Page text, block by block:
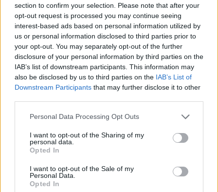
section to confirm your selection. Please note that after your
opt-out request is processed you may continue seeing
interest-based ads based on personal information utilized by
us or personal information disclosed to third parties prior to
your opt-out. You may separately opt-out of the further
disclosure of your personal information by third parties on the
IAB’s list of downstream participants. This information may
also be disclosed by us to third parties on the IAB’s List of
Downstream Participants that may further disclose it to other
Personal Data Processing Opt Outs
I want to opt-out of the Sharing of my
personal data.
Opted In
I want to opt-out of the Sale of my
Personal Data.
Opted In
Leskeneläke ei kuulu kaikille – Kela
muistuttaa tärkeästä ikärajasta
Eppu Normaali jätti jäähyväiset – tässä
yhtyeen viimeiset sanat